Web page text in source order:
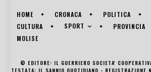
HOME CRONACA POLITICA
CULTURA
SPORT PROVINCIA
MOLISE
© EDITORE: IL GUERRIERO SOCIETA'
TESTATA: IL SANNIO QUOTIDIANO -